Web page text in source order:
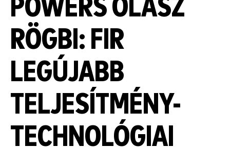
POWERS OLASZ
RÖGBI: FIR
LEGÚJABB
TELJESÍTMÉNY-
TECHNOLÓGIAI